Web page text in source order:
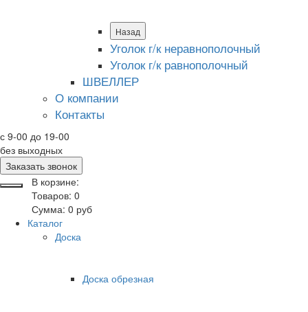
Назад
Уголок г/к неравнополочный
Уголок г/к равнополочный
ШВЕЛЛЕР
О компании
Контакты
с 9-00 до 19-00
без выходных
Заказать звонок
В корзине:
Товаров: 0
Сумма: 0 руб
Каталог
Доска
Доска обрезная